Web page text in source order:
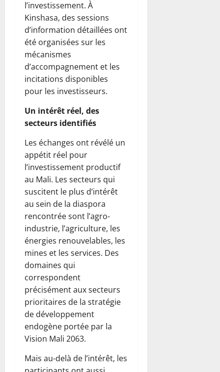
l’investissement. À
Kinshasa, des sessions
d’information détaillées ont
été organisées sur les
mécanismes
d’accompagnement et les
incitations disponibles
pour les investisseurs.
Un intérêt réel, des
secteurs identifiés
Les échanges ont révélé un
appétit réel pour
l’investissement productif
au Mali. Les secteurs qui
suscitent le plus d’intérêt
au sein de la diaspora
rencontrée sont l’agro-
industrie, l’agriculture, les
énergies renouvelables, les
mines et les services. Des
domaines qui
correspondent
précisément aux secteurs
prioritaires de la stratégie
de développement
endogène portée par la
Vision Mali 2063.
Mais au-delà de l’intérêt, les